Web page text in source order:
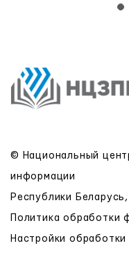
© Национальный
информации
Республики
Политика обработки
Настройки